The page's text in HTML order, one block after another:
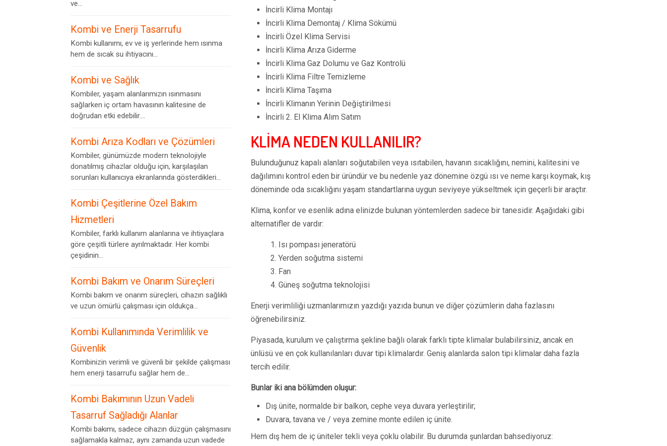
İncirli Klima Montajı
İncirli Klima Demontaj / Klima Sökümü
İncirli Özel Klima Servisi
İncirli Klima Arıza Giderme
İncirli Klima Gaz Dolumu ve Gaz Kontrolü
İncirli Klima Filtre Temizleme
İncirli Klima Taşıma
İncirli Klimanın Yerinin Değiştirilmesi
İncirli 2. El Klima Alım Satım
KLİMA NEDEN KULLANILIR?
Bulunduğunuz kapalı alanları soğutabilen veya ısıtabilen, havanın sıcaklığını, nemini, kalitesini ve
dağılımını kontrol eden bir üründür ve bu nedenle yaz dönemine özgü ısı ve neme karşı koymak, kış
döneminde oda sıcaklığını yaşam standartlarına uygun seviyeye yükseltmek için geçerli bir araçtır.
Klima, konfor ve esenlik adına elinizde bulunan yöntemlerden sadece bir tanesidir. Aşağıdaki gibi
alternatifler de vardır:
1. Isı pompası jeneratörü
2. Yerden soğutma sistemi
3. Fan
4. Güneş soğutma teknolojisi
Enerji verimliliği uzmanlarımızın yazdığı yazıda bunun ve diğer çözümlerin daha fazlasını
öğrenebilirsiniz.
Piyasada, kurulum ve çalıştırma şekline bağlı olarak farklı tipte klimalar bulabilirsiniz, ancak en
ünlüsü ve en çok kullanılanları duvar tipi klimalardır. Geniş alanlarda salon tipi klimalar daha fazla
tercih edilir.
Bunlar iki ana bölümden oluşur:
Dış ünite, normalde bir balkon, cephe veya duvara yerleştirilir;
Duvara, tavana ve / veya zemine monte edilen iç ünite.
Hem dış hem de iç üniteler tekli veya çoklu olabilir. Bu durumda şunlardan bahsediyoruz:
ve...
Kombi ve Enerji Tasarrufu
Kombi kullanımı, ev ve iş yerlerinde hem ısınma
hem de sıcak su ihtiyacını...
Kombi ve Sağlık
Kombiler, yaşam alanlarımızın ısınmasını
sağlarken iç ortam havasının kalitesine de
doğrudan etki edebilir....
Kombi Arıza Kodları ve Çözümleri
Kombiler, günümüzde modern teknolojiyle
donatılmış cihazlar olduğu için, karşılaşılan
sorunları kullanıcıya ekranlarında gösterdikleri...
Kombi Çeşitlerine Özel Bakım
Hizmetleri
Kombiler, farklı kullanım alanlarına ve ihtiyaçlara
göre çeşitli türlere ayrılmaktadır. Her kombi
çeşidinin...
Kombi Bakım ve Onarım Süreçleri
Kombi bakım ve onarım süreçleri, cihazın sağlıklı
ve uzun ömürlü çalışması için oldukça...
Kombi Kullanımında Verimlilik ve
Güvenlik
Kombinizin verimli ve güvenli bir şekilde çalışması
hem enerji tasarrufu sağlar hem de...
Kombi Bakımının Uzun Vadeli
Tasarruf Sağladığı Alanlar
Kombi bakımı, sadece cihazın düzgün çalışmasını
sağlamakla kalmaz, aynı zamanda uzun vadede